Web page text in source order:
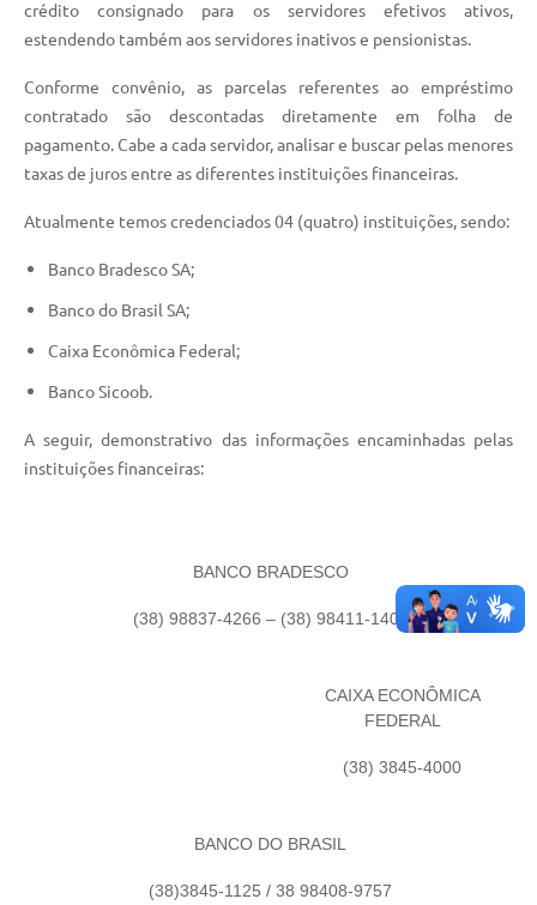
Emprega
Galeria de Fotos
Galeria de Vídeos
Contato
Sala M. do Empreendedor
Secretarias
crédito consignado para os servidores efetivos ativos,
estendendo também aos servidores inativos e pensionistas.
Conforme convênio, as parcelas referentes ao empréstimo
contratado são descontadas diretamente em folha de
pagamento. Cabe a cada servidor, analisar e buscar pelas menores
taxas de juros entre as diferentes instituições financeiras.
Atualmente temos credenciados 04 (quatro) instituições, sendo:
Banco Bradesco SA;
Banco do Brasil SA;
Caixa Econômica Federal;
Banco Sicoob.
A seguir, demonstrativo das informações encaminhadas pelas
instituições financeiras:
BANCO BRADESCO
(38) 98837-4266 – (38) 98411-1406
CAIXA ECONÔMICA
FEDERAL
(38) 3845-4000
BANCO DO BRASIL
(38)3845-1125 / 38 98408-9757